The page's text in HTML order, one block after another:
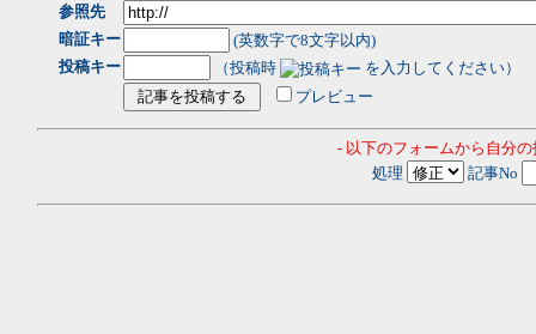
参照先
暗証キー
(英数字で8文字以内)
投稿キー
（投稿時
を入力してください）
プレビュー
- 以下のフォームから自分
処理
記事No